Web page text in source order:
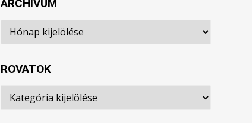
ARCHÍVUM
Archívum
ROVATOK
Rovatok